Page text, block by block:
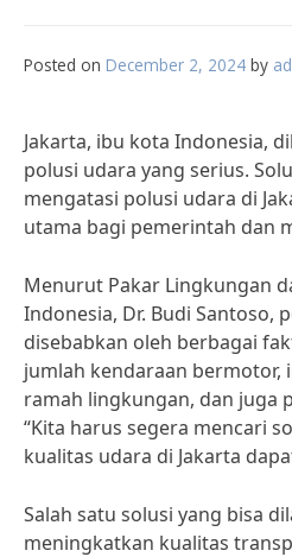
Posted on December 2, 2024 by
Jakarta, ibu kota Indonesia,
polusi udara yang serius.
mengatasi polusi udara di
utama bagi pemerintah dan
Menurut Pakar Lingkungan
Indonesia, Dr. Budi Santoso,
disebabkan oleh berbagai
jumlah kendaraan bermotor,
ramah lingkungan, dan juga
“Kita harus segera mencari
kualitas udara di Jakarta
Salah satu solusi yang bisa
meningkatkan kualitas